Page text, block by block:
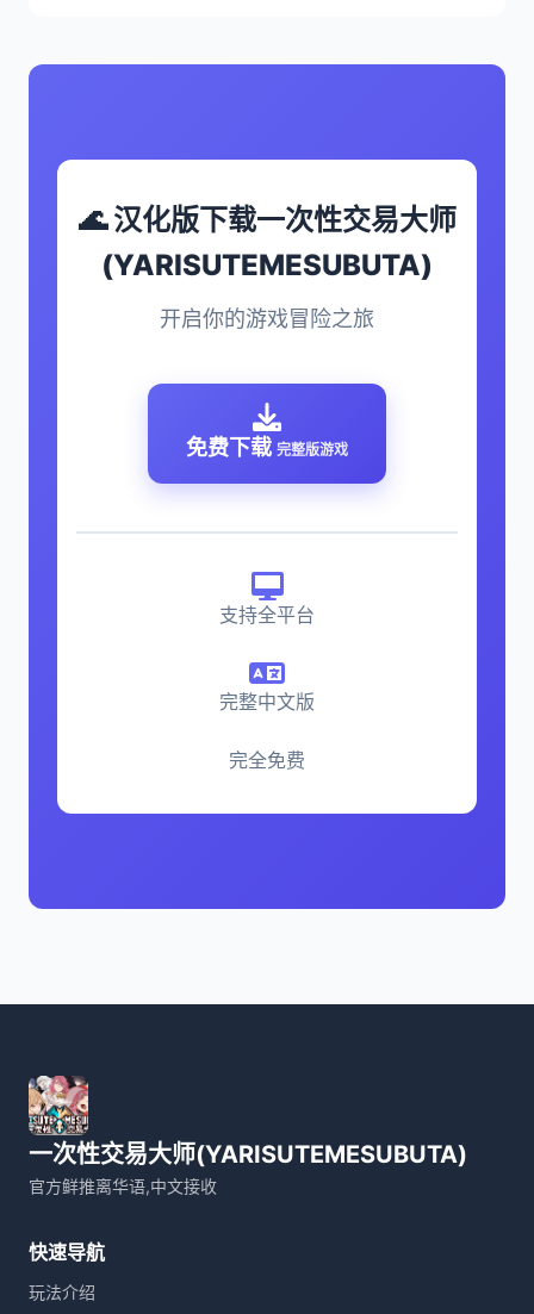
🌊 汉化版下载一次性交易大师
(YARISUTEMESUBUTA)
开启你的游戏冒险之旅
免费下载 完整版游戏
支持全平台
完整中文版
完全免费
一次性交易大师(YARISUTEMESUBUTA)
官方鲜推离华语,中文接收
快速导航
玩法介绍